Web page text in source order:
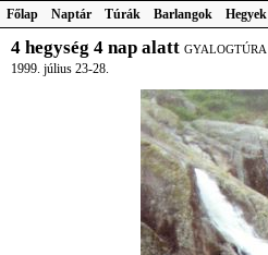
Főlap Naptár Túrák Barlangok Hegyek
4 hegység 4 nap alatt GYALOGTÚRA
1999. július 23-28.